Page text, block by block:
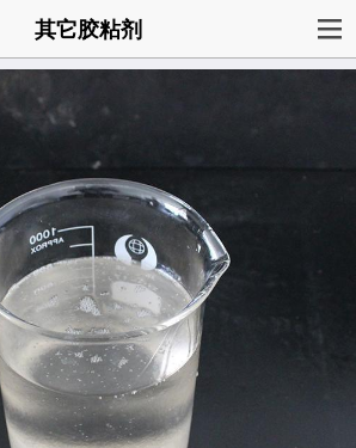
其它胶粘剂